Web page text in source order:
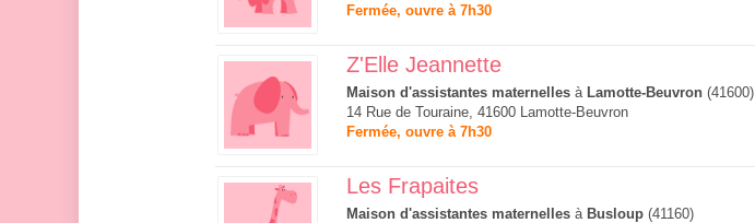
Fermée, ouvre à 7h30
Z'Elle Jeannette
Maison d'assistantes maternelles à Lamotte-Beuvron (41600)
14 Rue de Touraine, 41600 Lamotte-Beuvron
Fermée, ouvre à 7h30
Les Frapaites
Maison d'assistantes maternelles à Busloup (41160)